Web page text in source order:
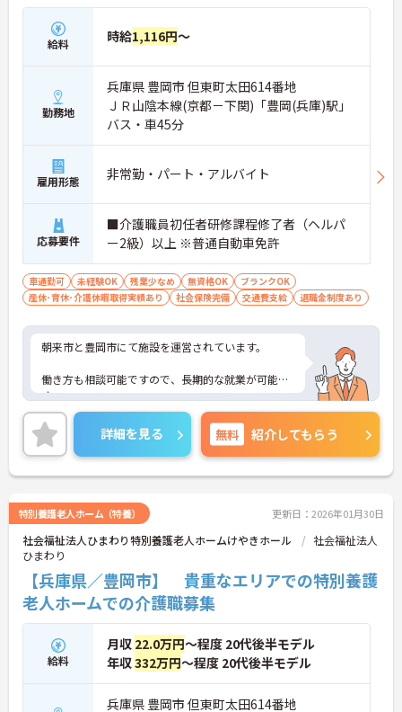
給料 時給1,116円～
勤務地
兵庫県 豊岡市 但東町太田614番地
ＪＲ山陰本線(京都－下関)「豊岡(兵庫)駅」
バス・車45分
雇用形態 非常勤・パート・アルバイト
応募要件
■介護職員初任者研修課程修了者（ヘルパ
ー2級）以上 ※普通自動車免許
車通勤可 未経験OK 残業少なめ 無資格OK
ブランクOK
産休･育休･介護休暇取得実績あり
社会保険完備 交通費支給 退職金制度あり
朝来市と豊岡市にて施設を運営されています。
働き方も相談可能ですので、長期的な就業が可能で
す。
少しでも興味をお持ちであれば詳細なお話をさせて
頂きますので気軽にご連絡ください。
詳細を見る 無料 紹介してもらう
特別養護老人ホーム（特養） 更新日：2026年01月30日
社会福祉法人ひまわり特別養護老人ホームけやきホール
社会福祉法人
ひまわり
【兵庫県／豊岡市】 貴重なエリアでの特別養護
老人ホームでの介護職募集
給料
月収 22.0万円～程度 20代後半モデル
年収332万円～程度 20代後半モデル
兵庫県 豊岡市 但東町太田614番地